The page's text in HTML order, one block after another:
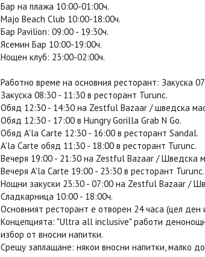
Бар на плажа 10:00-01:00ч.
Majo Beach Club 10:00-18:00ч.
Бар Pavilion: 09:00 - 19:30ч.
Ясемин Бар 10:00-19:00ч.
Нощен клуб: 23:00-02:00ч.
Работно време на основния ресторант: Закуска
Закуска 08:30 - 11:30 в ресторант Turunc.
Обяд 12:30 - 14:30 на Zestful Bazaar / шведска
Обяд 12:30 - 17:00 в Hungry Gorilla Grab N Go.
Обяд A'la Carte 12:30 - 16:00 в ресторант Sandal.
A'la Carte обяд 11:30 - 18:00 в ресторант Turunc.
Вечеря 19:00 - 21:30 на Zestful Bazaar / Шведска
Вечеря A'la Carte 19:00 - 23:30 в ресторант Turunc.
Нощни закуски 23:30 - 07:00 на Zestful Bazaar /
Сладкарница 10:00 - 18:00ч.
Основният ресторант е отворен 24 часа (цел
Концепцията: "Ultra all inclusive" работи
избор от вносни напитки.
Срещу заплащане: някои вносни напитки, малко